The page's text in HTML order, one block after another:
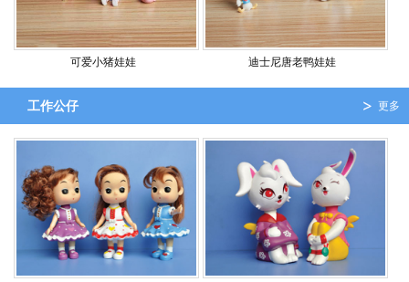
可爱小猪娃娃 迪士尼唐老鸭娃娃
更多
工作公仔